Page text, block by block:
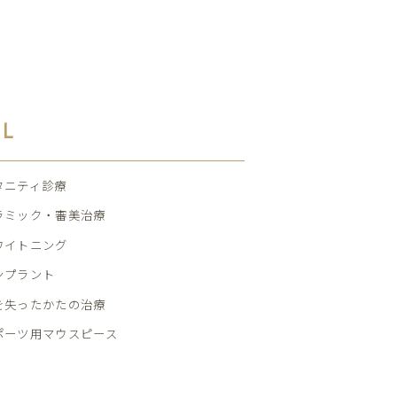
ニティ診療
ミック・審美治療
イトニング
プラント
失ったかたの治療
ーツ用マウスピース